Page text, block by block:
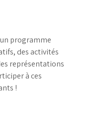
programme
des activités
représentations
à ces
!